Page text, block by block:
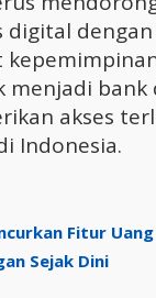
digital
menjadi
akses
Indonesia.
Fitur
Sejak Dini